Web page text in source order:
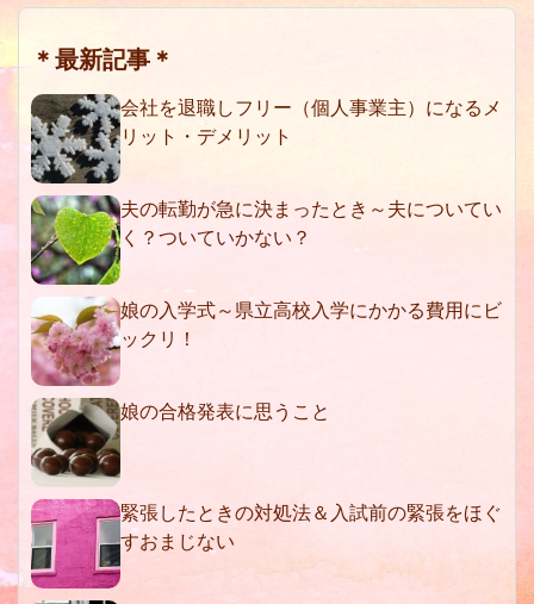
＊最新記事＊
会社を退職しフリー（個人事業主）になるメ
リット・デメリット
夫の転勤が急に決まったとき～夫についてい
く？ついていかない？
娘の入学式～県立高校入学にかかる費用にビ
ックリ！
娘の合格発表に思うこと
緊張したときの対処法＆入試前の緊張をほぐ
すおまじない